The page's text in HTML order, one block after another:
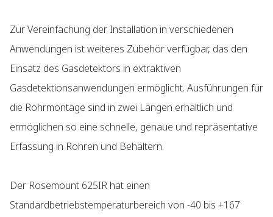
Zur Vereinfachung der Installation in verschiedenen
Anwendungen ist weiteres Zubehör verfügbar, das den
Einsatz des Gasdetektors in extraktiven
Gasdetektionsanwendungen ermöglicht. Ausführungen für
die Rohrmontage sind in zwei Längen erhältlich und
ermöglichen so eine schnelle, genaue und repräsentative
Erfassung in Rohren und Behältern.
Der Rosemount 625IR hat einen
Standardbetriebstemperaturbereich von -40 bis +167